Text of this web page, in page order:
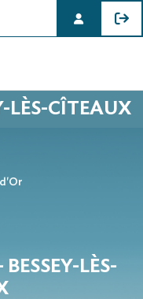
LÈS-CÎTEAUX
BESSEY-LÈS-